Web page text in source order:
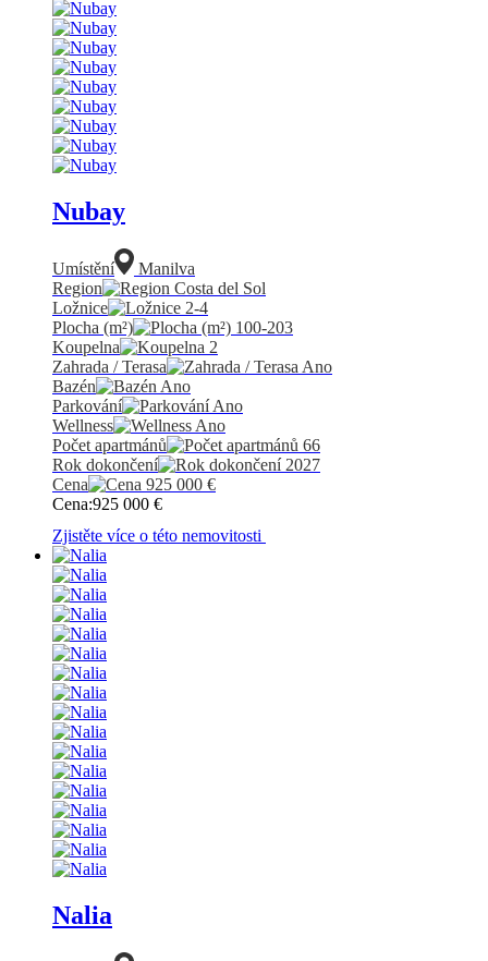
Nubay
Umístění
Manilva
Region
Costa del Sol
Ložnice
2-4
Plocha (m²)
100-203
Koupelna
2
Zahrada / Terasa
Ano
Bazén
Ano
Parkování
Ano
Wellness
Ano
Počet apartmánů
66
Rok dokončení
2027
Cena
925 000 €
Cena:925 000 €
Zjistěte více o této nemovitosti
Nalia